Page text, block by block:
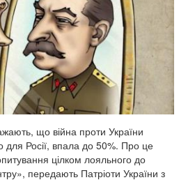
що війна проти України
для Росії, впала до 50%. Про це
цілком лояльного до
передають Патріоти України з